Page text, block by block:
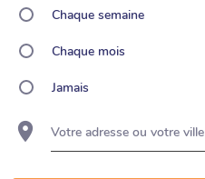
Chaque semaine
Chaque mois
Jamais
Votre adresse ou votre ville